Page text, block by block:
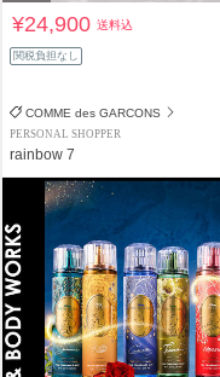
¥24,900送料込
関税負担なし
COMME des GARCONS
PERSONAL SHOPPER
rainbow 7